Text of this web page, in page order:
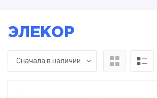
ЭЛЕКОР
Сначала в наличии